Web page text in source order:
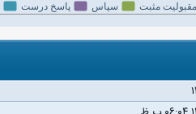
مقبولیت مثبت سپاس پاسخ درست